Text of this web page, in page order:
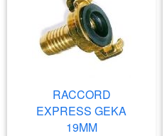
RACCORD
EXPRESS GEKA
19MM